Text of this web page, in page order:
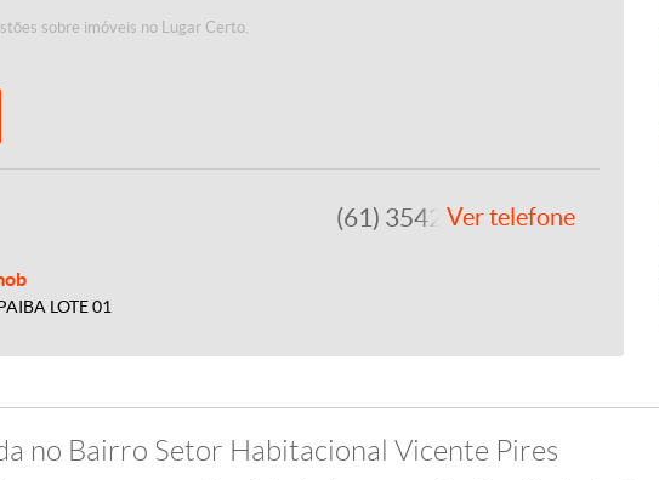
sobre imóveis no Lugar Certo.
LOTE 01
(61) 3542-1877Ver telefone
no Bairro Setor Habitacional Vicente Pires